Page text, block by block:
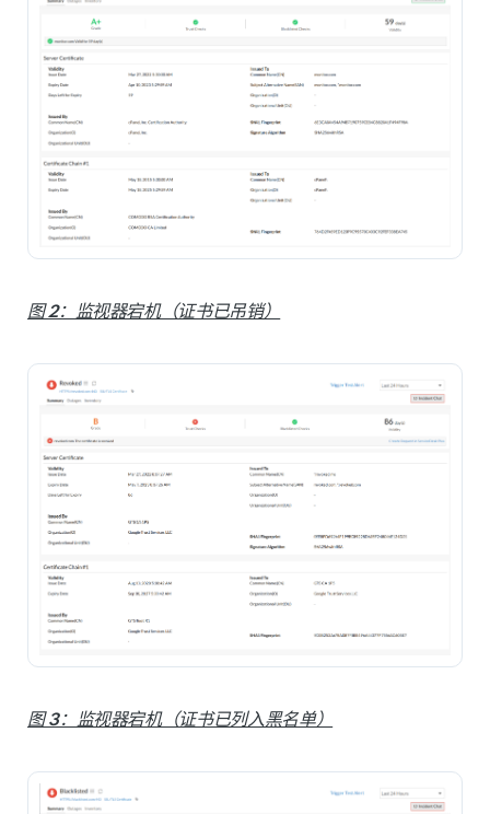
图 2：监视器宕机（证书已吊销）
图 3：监视器宕机（证书已列入黑名单）